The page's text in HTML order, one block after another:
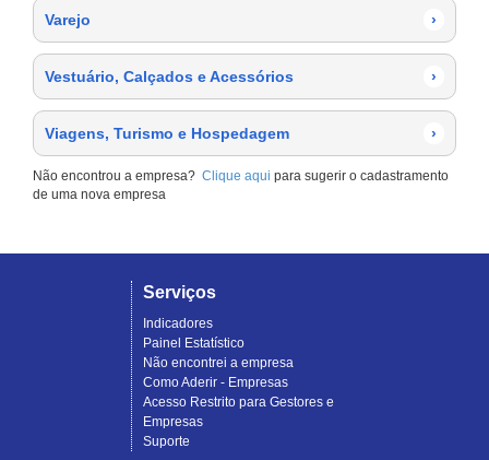
Varejo ›
Vestuário, Calçados e Acessórios ›
Viagens, Turismo e Hospedagem ›
Não encontrou a empresa? Clique aqui para sugerir o cadastramento
de uma nova empresa
Serviços
Indicadores
Painel Estatístico
Não encontrei a empresa
Como Aderir - Empresas
Acesso Restrito para Gestores e
Empresas
Suporte